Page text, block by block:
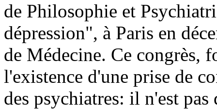
de Philosophie et
dépression", à Paris en
de Médecine. Ce congrès,
l'existence d'une prise de
des psychiatres: il n'est